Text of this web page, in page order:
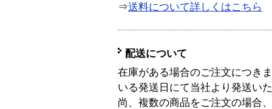
⇒送料について詳しくはこちら
配送について
在庫がある場合のご注文につき
いる発送日にて当社より発送い
尚、複数の商品をご注文の場合